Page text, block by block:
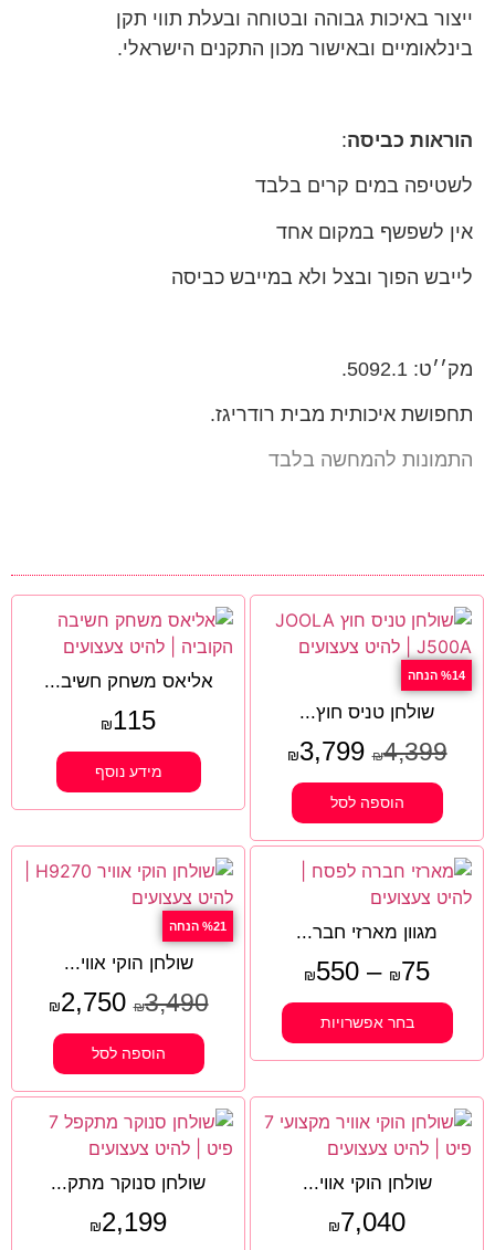
ייצור באיכות גבוהה ובטוחה ובעלת תווי תקן
בינלאומיים ובאישור מכון התקנים הישראלי.
הוראות כביסה:
לשטיפה במים קרים בלבד
אין לשפשף במקום אחד
לייבש הפוך ובצל ולא במייבש כביסה
מק׳׳ט: 5092.1.
תחפושת איכותית מבית רודריגז.
התמונות להמחשה בלבד
%14 הנחה
שולחן טניס חוץ...
₪4,399
₪3,799
הוספה לסל
אליאס משחק חשיב...
₪115
מידע נוסף
מגוון מארזי חבר...
₪75
–
₪550
בחר אפשרויות
%21 הנחה
שולחן הוקי אווי...
₪3,490
₪2,750
הוספה לסל
שולחן הוקי אווי...
₪7,040
שולחן סנוקר מתק...
₪2,199